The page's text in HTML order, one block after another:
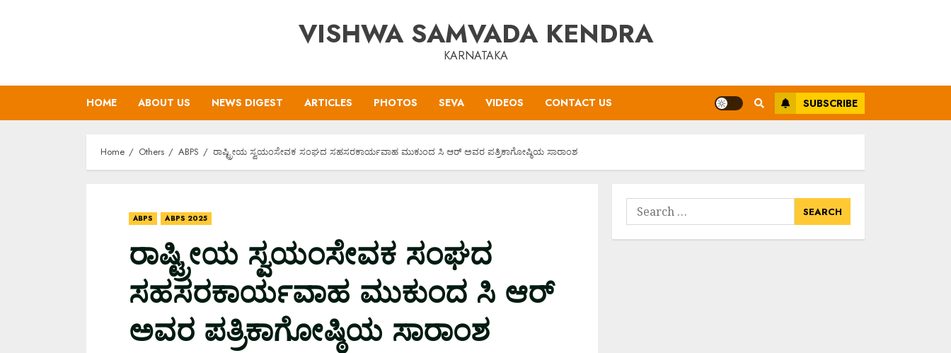
VISHWA SAMVADA KENDRA
KARNATAKA
HOME ABOUT US NEWS DIGEST ARTICLES PHOTOS SEVA VIDEOS CONTACT US SUBSCRIBE
Home Others ABPS ರಾಷ್ಟ್ರೀಯ ಸ್ವಯಂಸೇವಕ ಸಂಘದ ಸಹಸರಕಾರ್ಯವಾಹ ಮುಕುಂದ ಸಿ ಆರ್ ಅವರ ಪತ್ರಿಕಾಗೋಷ್ಠಿಯ ಸಾರಾಂಶ
ABPS ABPS 2025
ರಾಷ್ಟ್ರೀಯ ಸ್ವಯಂಸೇವಕ ಸಂಘದ
ಸಹಸರಕಾರ್ಯವಾಹ ಮುಕುಂದ ಸಿ ಆರ್
ಅವರ ಪತ್ರಿಕಾಗೋಷ್ಠಿಯ ಸಾರಾಂಶ
Search
for: